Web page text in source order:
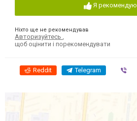
Я рекомендую
Ніхто ще не рекомендував
Авторизуйтесь
щоб оцінити і порекомендувати
Reddit Telegram